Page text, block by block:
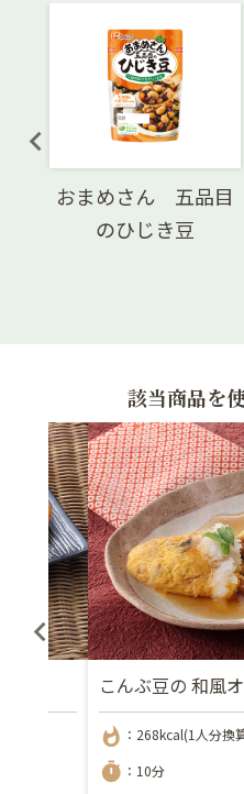
おまめさん 五品目
のひじき豆
該当商品を
こんぶ豆の 和風
whatshot ：268kcal(1人分換
timer ：10分